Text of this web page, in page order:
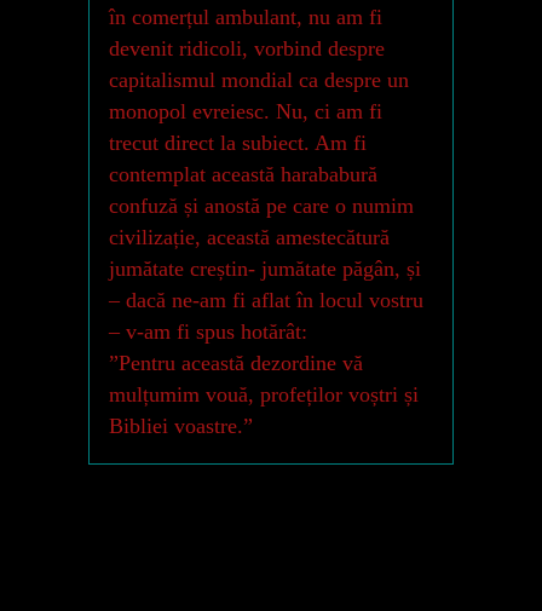
în comerțul ambulant, nu am fi
devenit ridicoli, vorbind despre
capitalismul mondial ca despre un
monopol evreiesc. Nu, ci am fi
trecut direct la subiect. Am fi
contemplat această harababură
confuză și anostă pe care o numim
civilizație, această amestecătură
jumătate creștin- jumătate păgân, și
– dacă ne-am fi aflat în locul vostru
– v-am fi spus hotărât:
”Pentru această dezordine vă
mulțumim vouă, profeților voștri și
Bibliei voastre.”